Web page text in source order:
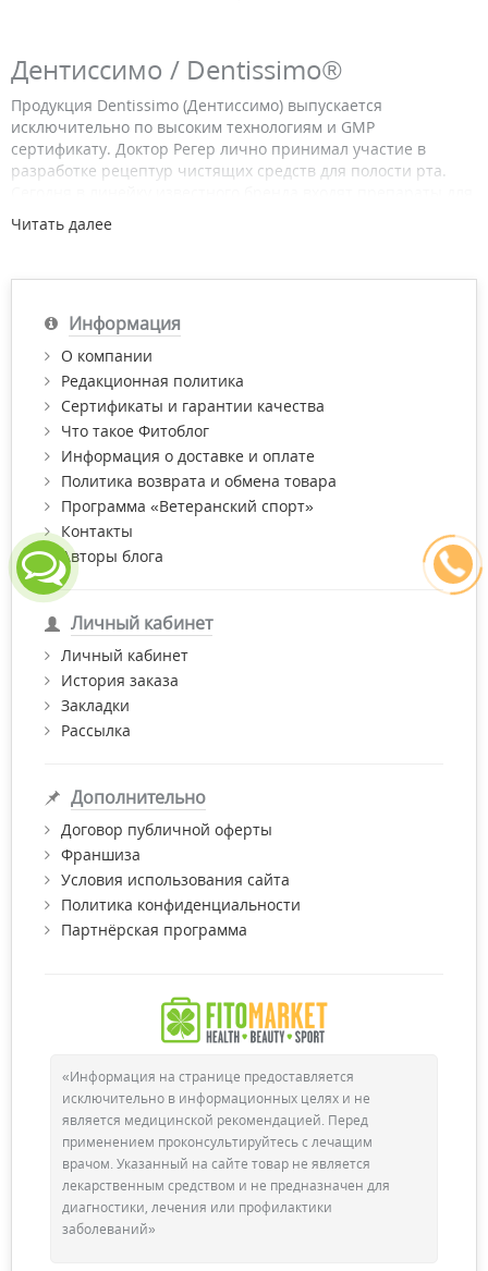
Дентиссимо / Dentissimo®
Продукция Dentissimo (Дентиссимо) выпускается
исключительно по высоким технологиям и GMP
сертификату. Доктор Регер лично принимал участие в
разработке рецептур чистящих средств для полости рта.
чистки зубов с различным оздоровительным действием.
Бренд Dentissimo основан на сочетании биологически
технологий. Дентиссимо выпускает продукцию для ухода за
представлена в различной цветовой гамме как для
Купить продукцию ТМ Dentissimo по самой лучшей цене с
доставкой по Киеву и Украине и получить бесплатную
консультацию провизора Вы можете в нашем интернет-
магазине "Фитомаркет".
Читать далее
Информация
О компании
Редакционная политика
Сертификаты и гарантии качества
Что такое Фитоблог
Информация о доставке и оплате
Политика возврата и обмена товара
Программа «Ветеранский спорт»
Контакты
Авторы блога
Личный кабинет
Личный кабинет
История заказа
Закладки
Рассылка
Дополнительно
Договор публичной оферты
Франшиза
Условия использования сайта
Политика конфиденциальности
Партнёрская программа
«Информация на странице предоставляется
исключительно в информационных целях и не
является медицинской рекомендацией. Перед
применением проконсультируйтесь с лечащим
врачом. Указанный на сайте товар не является
лекарственным средством и не предназначен для
диагностики, лечения или профилактики
заболеваний»